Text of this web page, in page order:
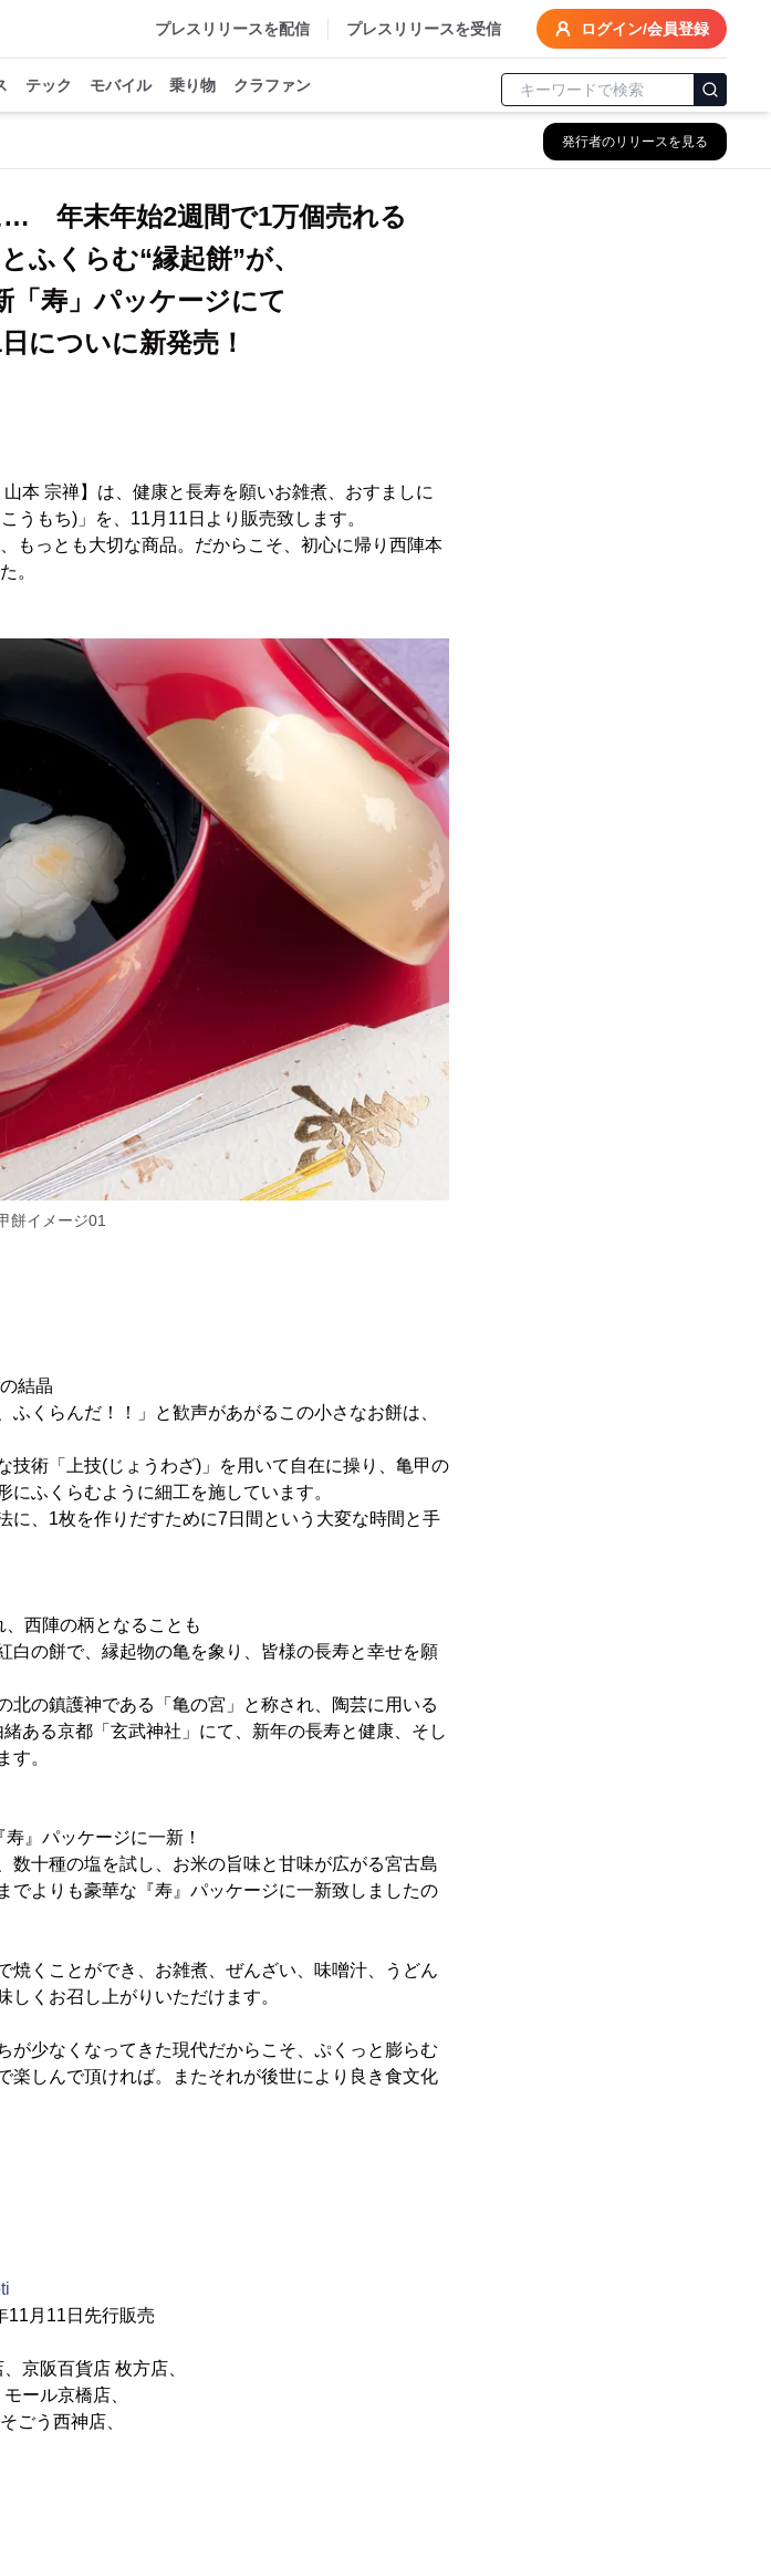
プレスリリースを配信 プレスリリースを受信 ログイン/会員登録
テック モバイル 乗り物 クラファン
発行者のリリースを見る
… 年末年始2週間で1万個売れる
ふくらむ“縁起餅”が、
「寿」パッケージにて
についに新発売！
宗禅】は、健康と長寿を願いお雑煮、おすましに
うもち)」を、11月11日より販売致します。
もっとも大切な商品。だからこそ、初心に帰り西陣本
。
餅イメージ01
結晶
くらんだ！！」と歓声があがるこの小さなお餅は、
術「上技(じょうわざ)」を用いて自在に操り、亀甲の
ふくらむように細工を施しています。
、1枚を作りだすために7日間という大変な時間と手
西陣の柄となることも
の餅で、縁起物の亀を象り、皆様の長寿と幸せを願
の鎮護神である「亀の宮」と称され、陶芸に用いる
ある京都「玄武神社」にて、新年の長寿と健康、そし
す。
』パッケージに一新！
十種の塩を試し、お米の旨味と甘味が広がる宮古島
でよりも豪華な『寿』パッケージに一新致しましたの
くことができ、お雑煮、ぜんざい、味噌汁、うどん
くお召し上がりいただけます。
少なくなってきた現代だからこそ、ぷくっと膨らむ
楽しんで頂ければ。またそれが後世により良き食文化
月11日先行販売
阪百貨店 枚方店、
ル京橋店、
う西神店、